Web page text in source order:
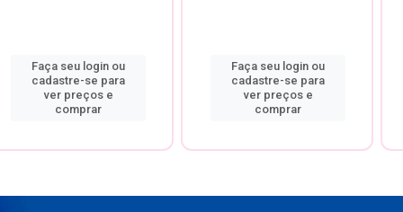
Faça seu login ou
cadastre-se para
ver preços e
comprar
Faça seu login ou
cadastre-se para
ver preços e
comprar